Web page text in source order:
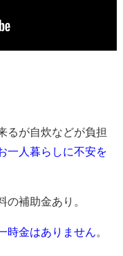
るが自炊などが負担
一人暮らしに不安を
補助金あり。
時金はありません。